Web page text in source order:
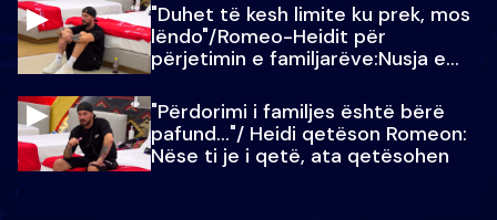
"Duhet të kesh limite ku prek, mos
lëndo"/Romeo-Heidit për
përjetimin e familjarëve:Nusja e
"Përdorimi i familjes është bërë
pafund…"/ Heidi qetëson Romeon:
Nëse ti je i qetë, ata qetësohen